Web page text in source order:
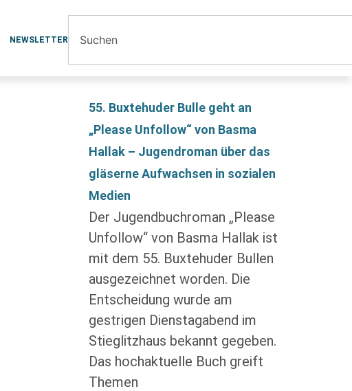
NEWSLETTER
55. Buxtehuder Bulle geht an
„Please Unfollow“ von Basma
Hallak – Jugendroman über das
gläserne Aufwachsen in sozialen
Medien
Der Jugendbuchroman „Please
Unfollow“ von Basma Hallak ist
mit dem 55. Buxtehuder Bullen
ausgezeichnet worden. Die
Entscheidung wurde am
gestrigen Dienstagabend im
Stieglitzhaus bekannt gegeben.
Das hochaktuelle Buch greift
Themen